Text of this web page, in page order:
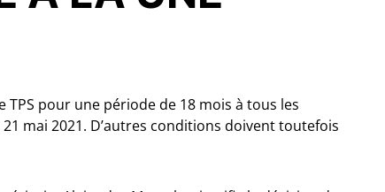
pour une période de 18 mois à tous les
mai 2021. D’autres conditions doivent toutefois